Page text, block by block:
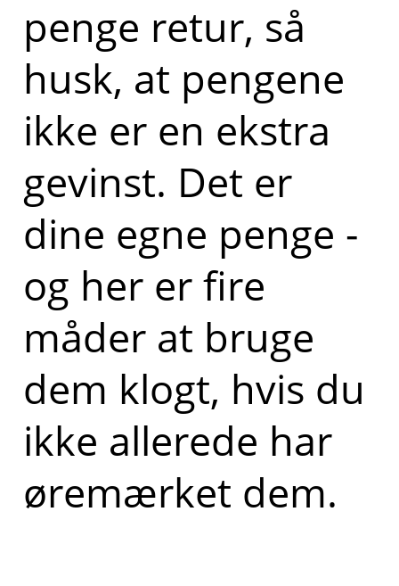
penge retur, så
husk, at pengene
ikke er en ekstra
gevinst. Det er
dine egne penge -
og her er fire
måder at bruge
dem klogt, hvis du
ikke allerede har
øremærket dem.